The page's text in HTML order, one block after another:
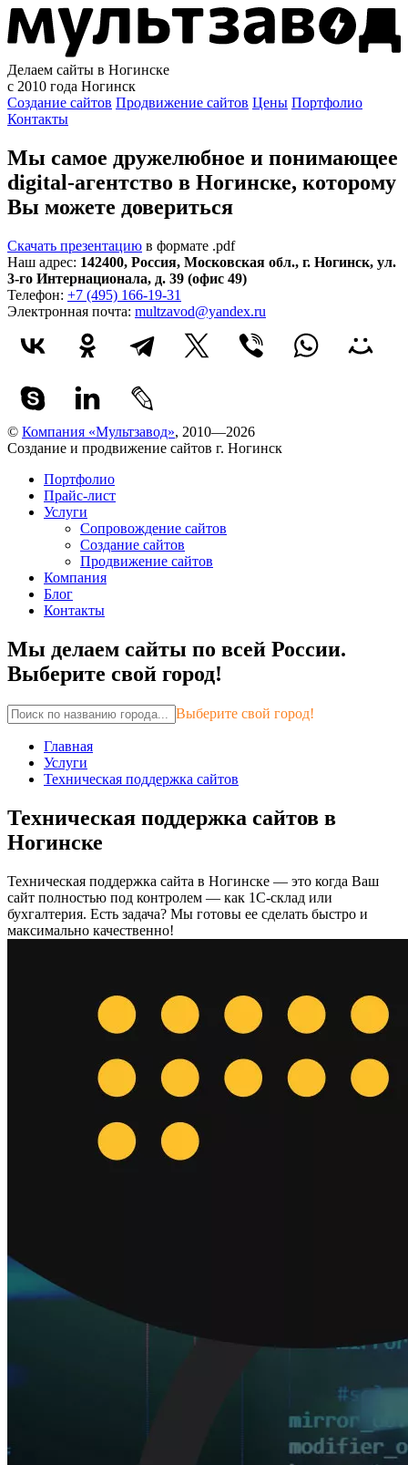
Делаем сайты в Ногинске
с 2010 года Ногинск
Создание сайтов Продвижение сайтов Цены Портфолио
Контакты
Мы самое дружелюбное и понимающее
digital-агентство в Ногинске, которому
Вы можете довериться
Скачать презентацию в формате .pdf
Наш адрес: 142400, Россия, Московская обл., г. Ногинск, ул.
3-го Интернационала, д. 39 (офис 49)
Телефон: +7 (495) 166-19-31
Электронная почта: multzavod@yandex.ru
© Компания «Мультзавод», 2010—2026
Создание и продвижение сайтов г. Ногинск
Портфолио
Прайс-лист
Услуги
Сопровождение сайтов
Создание сайтов
Продвижение сайтов
Компания
Блог
Контакты
Мы делаем сайты по всей России.
Выберите свой город!
Выберите свой город!
Главная
Услуги
Техническая поддержка сайтов
Техническая поддержка сайтов в
Ногинске
Техническая поддержка сайта в Ногинске — это когда Ваш
сайт полностью под контролем — как 1С-склад или
бухгалтерия. Есть задача? Мы готовы ее сделать быстро и
максимально качественно!